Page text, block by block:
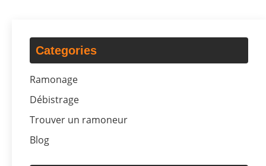
Categories
Ramonage
Débistrage
Trouver un ramoneur
Blog